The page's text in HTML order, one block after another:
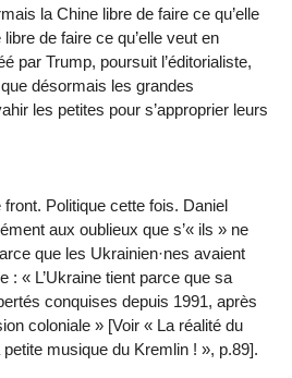
la Chine libre de faire ce qu’elle
de faire ce qu’elle veut en
par Trump, poursuit l’éditorialiste,
désormais les grandes
les petites pour s’approprier leurs
Politique cette fois. Daniel
aux oublieux que s’« ils » ne
que les Ukrainien·nes avaient
: « L’Ukraine tient parce que sa
conquises depuis 1991, après
coloniale » [Voir « La réalité du
musique du Kremlin ! », p.89].